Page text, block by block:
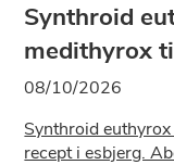
Synthroid
medithyrox
08/10/2026
Synthroid
recept i esbjerg.